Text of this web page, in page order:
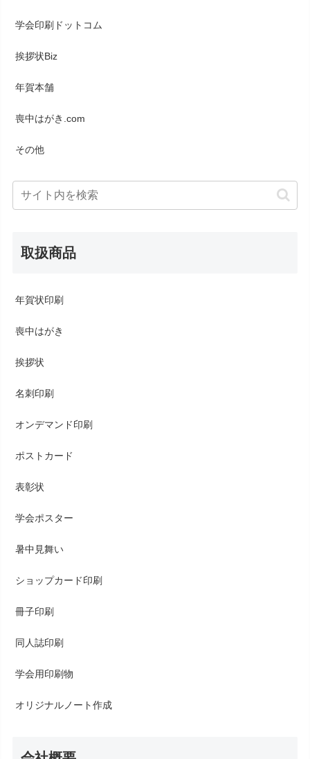
学会印刷ドットコム
挨拶状Biz
年賀本舗
喪中はがき.com
その他
取扱商品
年賀状印刷
喪中はがき
挨拶状
名刺印刷
オンデマンド印刷
ポストカード
表彰状
学会ポスター
暑中見舞い
ショップカード印刷
冊子印刷
同人誌印刷
学会用印刷物
オリジナルノート作成